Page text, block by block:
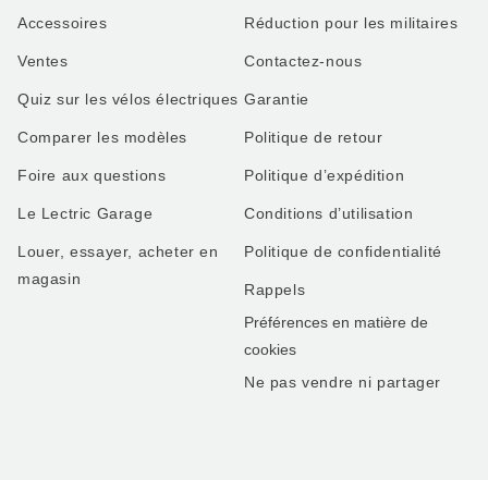
Accessoires
Ventes
Quiz sur les vélos électriques
Comparer les modèles
Foire aux questions
Le Lectric Garage
Louer, essayer, acheter en
magasin
Réduction pour les militaires
Contactez-nous
Garantie
Politique de retour
Politique d’expédition
Conditions d’utilisation
Politique de confidentialité
Rappels
Préférences en matière de
cookies
Ne pas vendre ni partager